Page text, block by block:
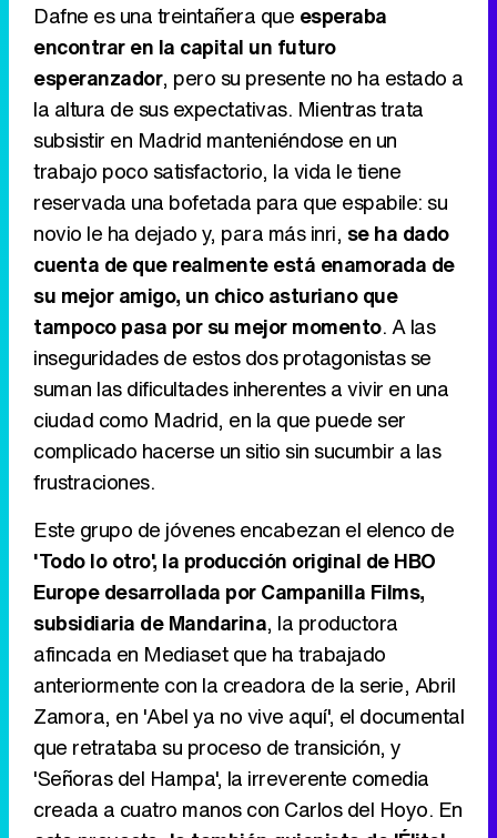
Tráiler de '33 días', la nueva serie de Atresplayer con Julián Villagrán y José Manuel Poga
Tráiler en catalán de 'Ravalear', la nueva serie de HBO Max sobre los fondos buitre
Tráiler de la tercera temporada de 'The Walking Dead: Dead City' de AMC+
Canción ganadora de Eurovisión 2026: DARA con "Bangaranga" por Bulgaria
Dafne es una treintañera que esperaba
encontrar en la capital un futuro
esperanzador, pero su presente no ha estado a
la altura de sus expectativas. Mientras trata
subsistir en Madrid manteniéndose en un
trabajo poco satisfactorio, la vida le tiene
reservada una bofetada para que espabile: su
novio le ha dejado y, para más inri, se ha dado
cuenta de que realmente está enamorada de
su mejor amigo, un chico asturiano que
tampoco pasa por su mejor momento. A las
inseguridades de estos dos protagonistas se
suman las dificultades inherentes a vivir en una
ciudad como Madrid, en la que puede ser
complicado hacerse un sitio sin sucumbir a las
frustraciones.
Este grupo de jóvenes encabezan el elenco de
'Todo lo otro', la producción original de HBO
Europe desarrollada por Campanilla Films,
subsidiaria de Mandarina, la productora
afincada en Mediaset que ha trabajado
anteriormente con la creadora de la serie, Abril
Zamora, en 'Abel ya no vive aquí', el documental
que retrataba su proceso de transición, y
'Señoras del Hampa', la irreverente comedia
creada a cuatro manos con Carlos del Hoyo. En